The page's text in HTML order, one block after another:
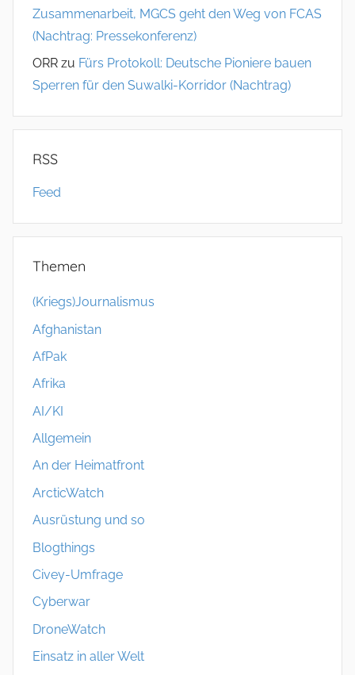
Zusammenarbeit, MGCS geht den Weg von FCAS
(Nachtrag: Pressekonferenz)
ORR zu Fürs Protokoll: Deutsche Pioniere bauen
Sperren für den Suwalki-Korridor (Nachtrag)
RSS
Feed
Themen
(Kriegs)Journalismus
Afghanistan
AfPak
Afrika
AI/KI
Allgemein
An der Heimatfront
ArcticWatch
Ausrüstung und so
Blogthings
Civey-Umfrage
Cyberwar
DroneWatch
Einsatz in aller Welt